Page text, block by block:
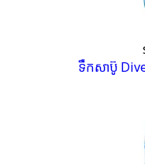
ទឺកសាប៊ូ​